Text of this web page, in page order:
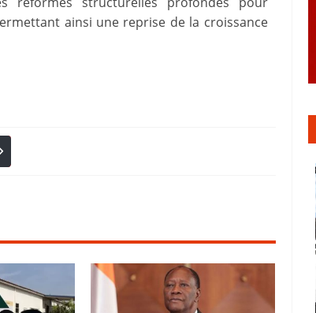
ainsi une reprise de la croissance